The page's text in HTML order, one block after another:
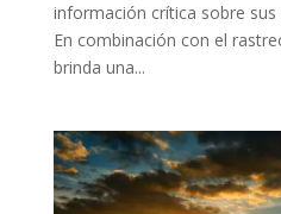
información crítica sobre
En combinación con el
brinda una...